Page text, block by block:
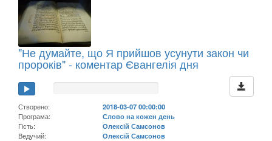
"Не думайте, що Я прийшов усунути закон чи
пророків" - коментар Євангелія дня
Створено:
2018-03-07 00:00:00
Програма:
Слово на кожен день
Гість:
Олексій Самсонов
Ведучий:
Олексій Самсонов